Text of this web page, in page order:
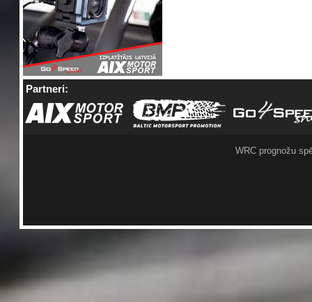
Partneri:
WRC prognožu